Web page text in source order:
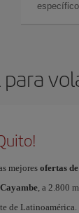
mejoresofertas
, a 2.800
de Latinoamérica.